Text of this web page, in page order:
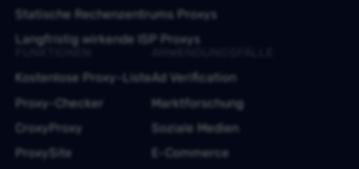
Statische Rechenzentrums Proxys
Langfristig wirkende ISP Proxys
Kostenlose Proxy-Liste
Proxy-Checker
CroxyProxy
ProxySite
Ad Verification
Marktforschung
Soziale Medien
E-Commerce